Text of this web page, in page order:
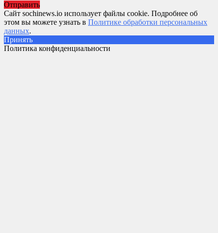
Отправить
Сайт sochinews.io использует файлы cookie. Подробнее об
этом вы можете узнать в Политике обработки персональных
данных.
Принять
Политика конфиденциальности